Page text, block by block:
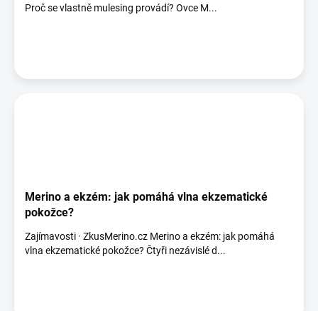
Proč se vlastně mulesing provádí? Ovce M...
Merino a ekzém: jak pomáhá vlna ekzematické
pokožce?
Zajímavosti · ZkusMerino.cz Merino a ekzém: jak pomáhá
vlna ekzematické pokožce? Čtyři nezávislé d...